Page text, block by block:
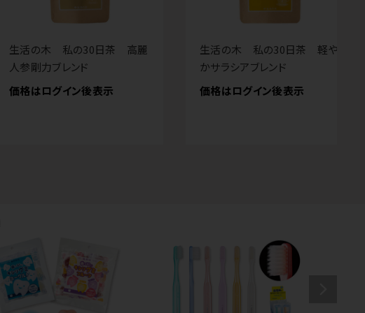
生活の木 私の30日茶 高麗
人参剛力ブレンド
価格はログイン後表示
生活の木 私の30日茶 軽や
かサラシアブレンド
価格はログイン後表示